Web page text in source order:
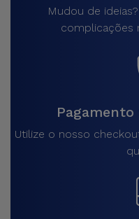
Mudou de
complicações
Pagamento
Utilize o nosso